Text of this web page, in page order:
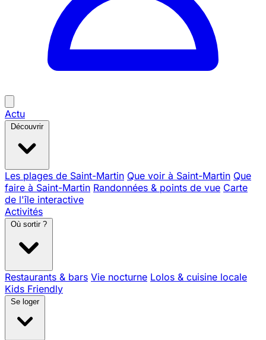
Actu
Découvrir
Les plages de Saint-Martin Que voir à Saint-Martin Que
faire à Saint-Martin Randonnées & points de vue Carte
de l'île interactive
Activités
Où sortir ?
Restaurants & bars Vie nocturne Lolos & cuisine locale
Kids Friendly
Se loger